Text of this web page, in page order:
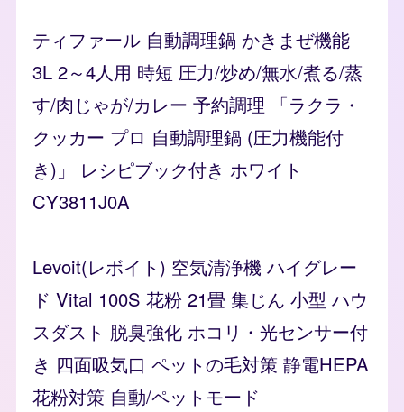
ティファール 自動調理鍋 かきまぜ機能
3L 2～4人用 時短 圧力/炒め/無水/煮る/蒸
す/肉じゃが/カレー 予約調理 「ラクラ・
クッカー プロ 自動調理鍋 (圧力機能付
き)」 レシピブック付き ホワイト
CY3811J0A
Levoit(レボイト) 空気清浄機 ハイグレー
ド Vital 100S 花粉 21畳 集じん 小型 ハウ
スダスト 脱臭強化 ホコリ・光センサー付
き 四面吸気口 ペットの毛対策 静電HEPA
花粉対策 自動/ペットモード